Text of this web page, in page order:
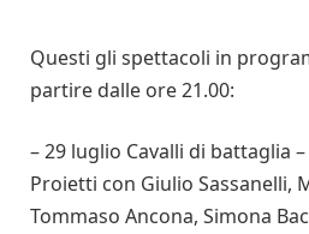
Questi gli spettacoli in
partire dalle ore 21.00:
– 29 luglio Cavalli di battaglia
Proietti con Giulio Sassanelli,
Tommaso Ancona, Simona